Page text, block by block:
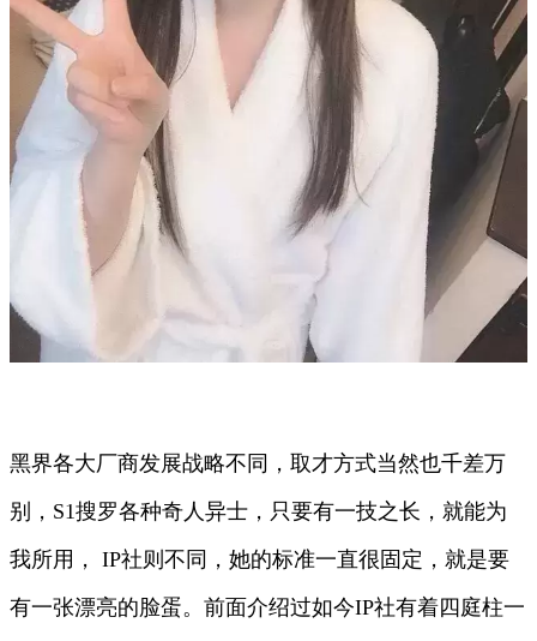
黑界各大厂商发展战略不同，取才方式当然也千差万
别，S1搜罗各种奇人异士，只要有一技之长，就能为
我所用， IP社则不同，她的标准一直很固定，就是要
有一张漂亮的脸蛋。前面介绍过如今IP社有着四庭柱一